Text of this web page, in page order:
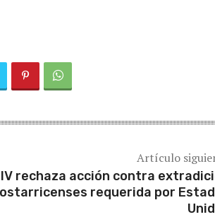
Artículo
rechaza acción contra
requerida por